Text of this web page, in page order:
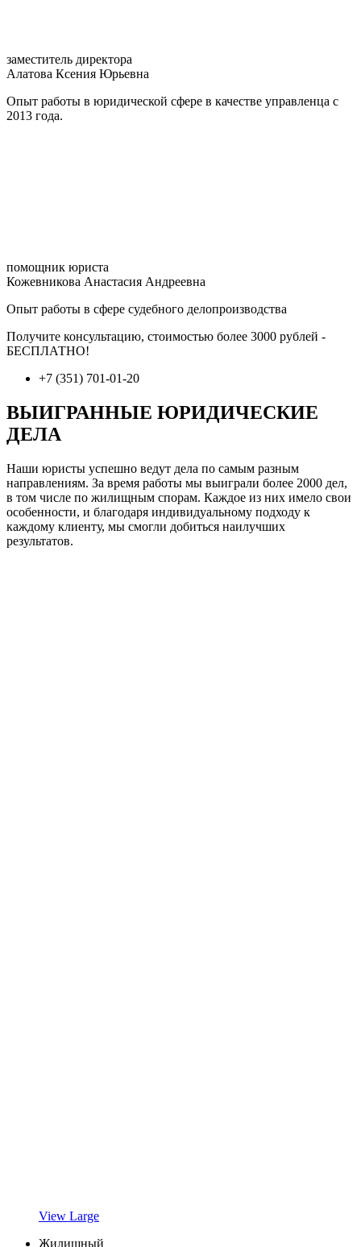
заместитель директора
Алатова Ксения Юрьевна
Опыт работы в юридической сфере в качестве управленца с
2013 года.
помощник юриста
Кожевникова Анастасия Андреевна
Опыт работы в сфере судебного делопроизводства
Получите консультацию, стоимостью более 3000 рублей -
БЕСПЛАТНО!
+7 (351) 701-01-20
ВЫИГРАННЫЕ ЮРИДИЧЕСКИЕ
ДЕЛА
Наши юристы успешно ведут дела по самым разным
направлениям. За время работы мы выиграли более 2000 дел,
в том числе по жилищным спорам. Каждое из них имело свои
особенности, и благодаря индивидуальному подходу к
каждому клиенту, мы смогли добиться наилучших
результатов.
View Large
Жилищный